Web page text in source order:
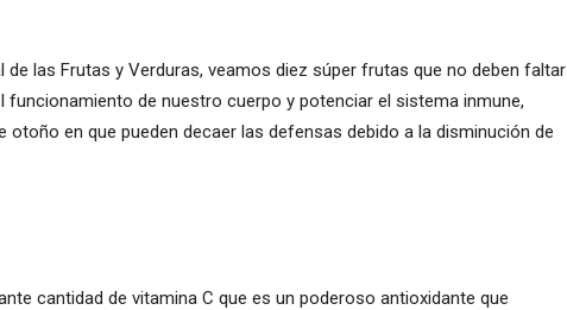
de las Frutas y Verduras, veamos diez súper frutas que no deben faltar
funcionamiento de nuestro cuerpo y potenciar el sistema inmune,
en que pueden decaer las defensas debido a la disminución de
cantidad de vitamina C que es un poderoso antioxidante que